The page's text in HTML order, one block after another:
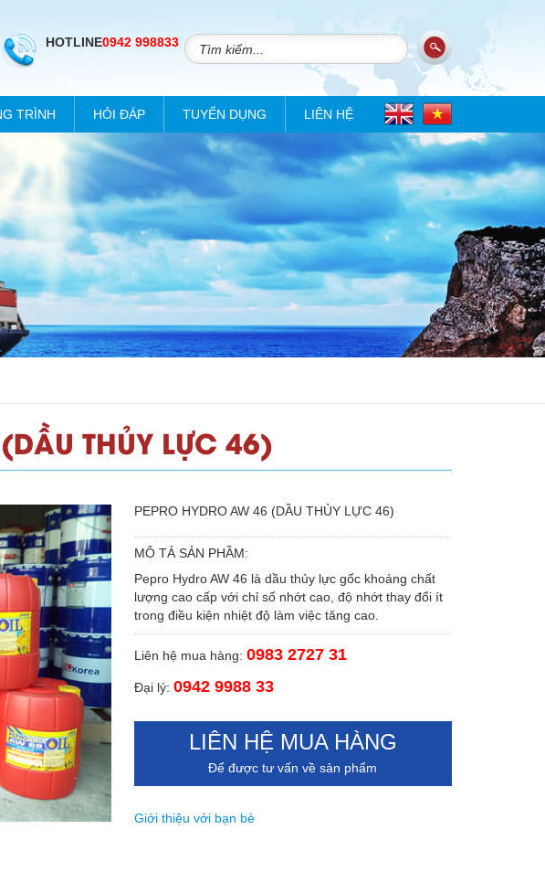
HOTLINE0942 998833
TRÌNH HỎI ĐÁP TUYỂN DỤNG LIÊN HỆ
THỦY LỰC 46)
PEPRO HYDRO AW 46 (DẦU THỦY LỰC 46)
MÔ TẢ SẢN PHẦM:
Pepro Hydro AW 46 là dầu thủy lực gốc khoáng chất
lượng cao cấp với chỉ số nhớt cao, độ nhớt thay đổi ít
trong điều kiện nhiệt độ làm việc tăng cao.
Liên hệ mua hàng: 0983 2727 31
Đại lý: 0942 9988 33
LIÊN HỆ MUA HÀNG
Để được tư vấn về sản phẩm
Giới thiệu với bạn bè